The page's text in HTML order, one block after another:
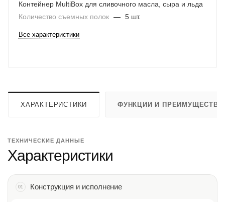
Контейнер MultiBox для сливочного масла, сыра и льда
Количество съемных полок — 5 шт.
Все характеристики
ХАРАКТЕРИСТИКИ ФУНКЦИИ И ПРЕИМУЩЕСТВА
ТЕХНИЧЕСКИЕ ДАННЫЕ
Характеристики
01 Конструкция и исполнение